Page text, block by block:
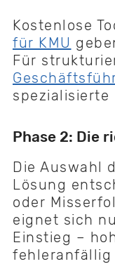
Kostenlose
für KMU
Für
spezialisierte
Phase 2: Die
Die Auswahl
Lösung
oder
eignet sich
Einstieg –